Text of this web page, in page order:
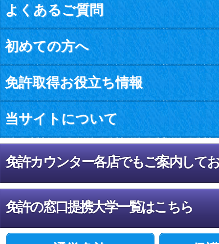
よくあるご質問
初めての方へ
免許取得お役立ち情報
当サイトについて
免許カウンター各店でもご案内して
免許の窓口提携大学一覧はこちら